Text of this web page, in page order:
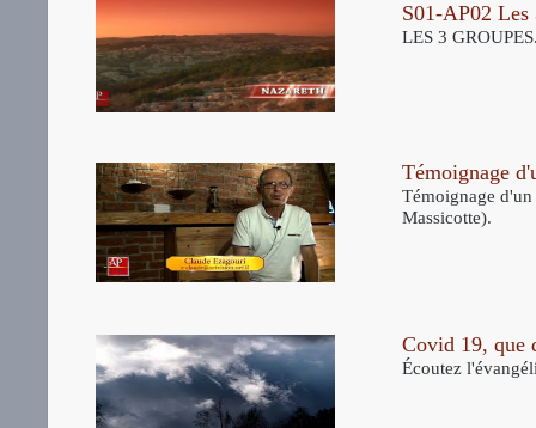
S01-AP02
LES 3
Témoignage
Témoignage
Massicotte).
Covid 19, que
Écoutez